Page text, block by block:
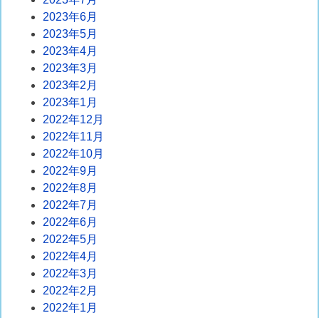
2023年6月
2023年5月
2023年4月
2023年3月
2023年2月
2023年1月
2022年12月
2022年11月
2022年10月
2022年9月
2022年8月
2022年7月
2022年6月
2022年5月
2022年4月
2022年3月
2022年2月
2022年1月